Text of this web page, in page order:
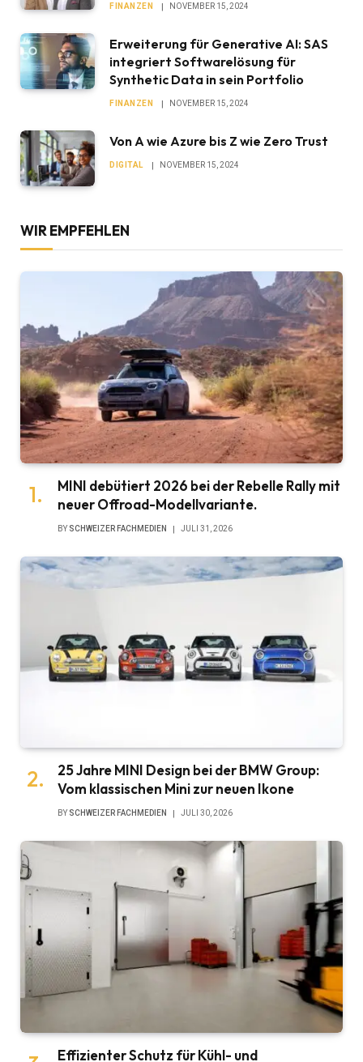
FINANZEN NOVEMBER 15, 2024
Erweiterung für Generative AI: SAS
integriert Softwarelösung für
Synthetic Data in sein Portfolio
FINANZEN NOVEMBER 15, 2024
Von A wie Azure bis Z wie Zero Trust
DIGITAL NOVEMBER 15, 2024
WIR EMPFEHLEN
MINI debütiert 2026 bei der Rebelle Rally mit
neuer Offroad-Modellvariante.
BY SCHWEIZER FACHMEDIEN JULI 31, 2026
25 Jahre MINI Design bei der BMW Group:
Vom klassischen Mini zur neuen Ikone
BY SCHWEIZER FACHMEDIEN JULI 30, 2026
Effizienter Schutz für Kühl- und